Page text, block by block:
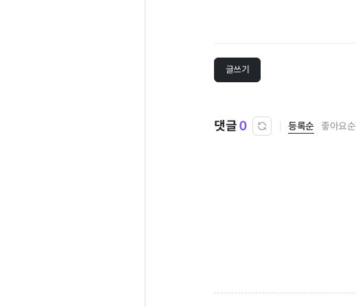
글쓰기
댓글0 등록순 좋아요순